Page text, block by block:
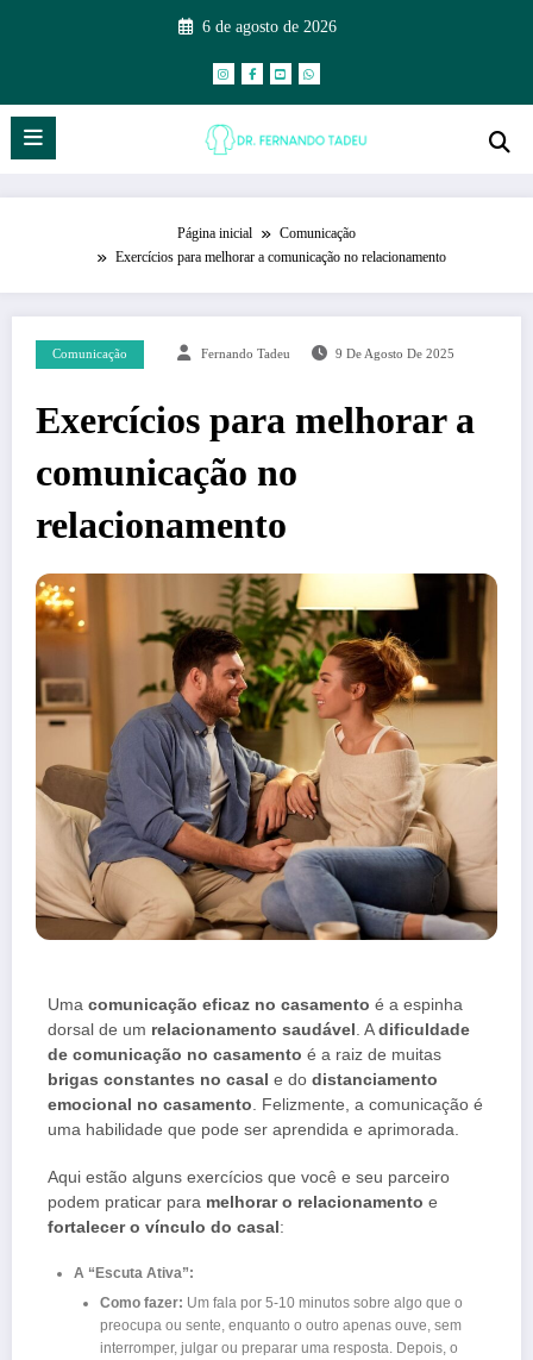
6 de agosto de 2026
Página inicial
Comunicação
Exercícios para melhorar a comunicação no relacionamento
Comunicação Fernando Tadeu 9 De Agosto De 2025
Exercícios para melhorar a
comunicação no
relacionamento
Uma comunicação eficaz no casamento é a espinha
dorsal de um relacionamento saudável . A dificuldade
de comunicação no casamento é a raiz de muitas
brigas constantes no casal e do distanciamento
emocional no casamento . Felizmente, a comunicação é
uma habilidade que pode ser aprendida e aprimorada.
Aqui estão alguns exercícios que você e seu parceiro
podem praticar para melhorar o relacionamento e
fortalecer o vínculo do casal :
A “Escuta Ativa”:
Como fazer: Um fala por 5-10 minutos sobre algo que o
preocupa ou sente, enquanto o outro apenas ouve, sem
interromper, julgar ou preparar uma resposta. Depois, o